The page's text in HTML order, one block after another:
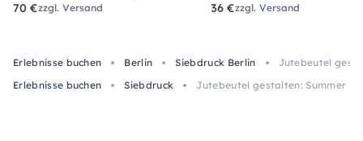
70 €zzgl. Versand 36 €zzgl. Versand
Erlebnisse buchen Berlin Siebdruck Berlin
Jutebeutel
Erlebnisse buchen
Siebdruck Jutebeutel gestalten: Summer